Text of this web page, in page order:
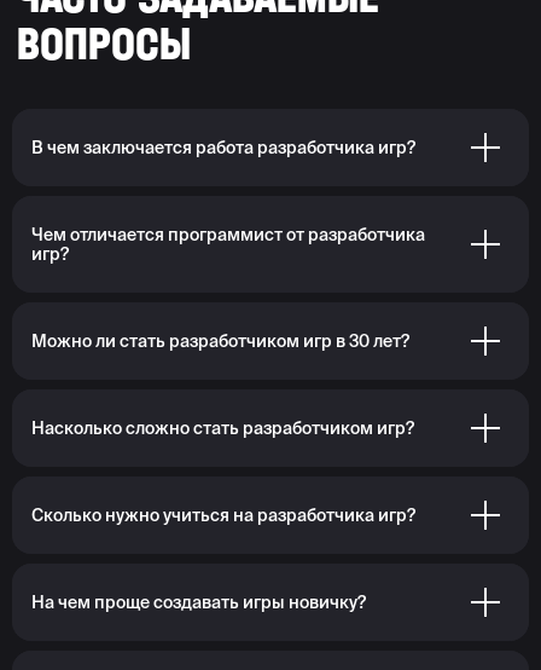
В чем заключается работа разработчика игр?
Чем отличается программист от разработчика
игр?
Можно ли стать разработчиком игр в 30 лет?
Насколько сложно стать разработчиком игр?
Сколько нужно учиться на разработчика игр?
На чем проще создавать игры новичку?